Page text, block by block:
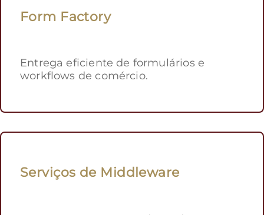
Form Factory
Entrega eficiente de formulários e
workflows de comércio.
Serviços de Middleware